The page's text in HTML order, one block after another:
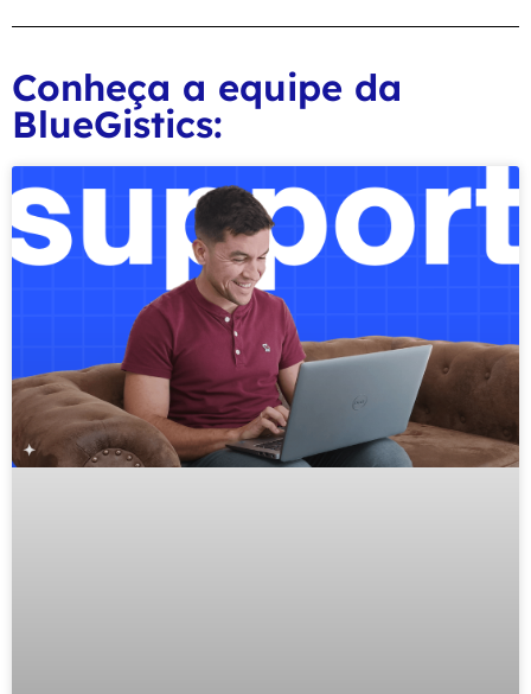
Conheça a equipe da
BlueGistics: